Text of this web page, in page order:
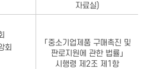
자료실)
회
「중소기업제품 구매촉진 및
판로지원에 관한 법률」
시행령 제2조 제1항